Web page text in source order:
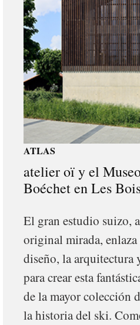
ATLAS
atelier oï y el
Boéchet en Les
El gran estudio suizo,
original mirada,
diseño, la arquitectura
para crear esta
de la mayor colección
la historia del ski.